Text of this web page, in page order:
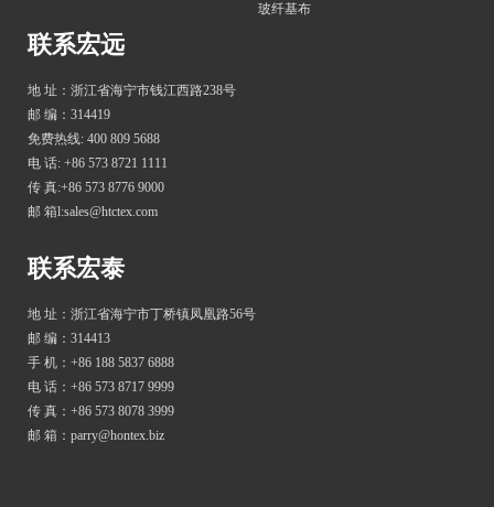
玻纤基布
联系宏远
地 址：浙江省海宁市钱江西路238号
邮 编：314419
免费热线: 400 809 5688
电 话: +86 573 8721 1111
传 真:+86 573 8776 9000
邮 箱l:sales@htctex.com
联系宏泰
地 址：浙江省海宁市丁桥镇凤凰路56号
邮 编：314413
手 机：+86 188 5837 6888
电 话：+86 573 8717 9999
传 真：+86 573 8078 3999
邮 箱：parry@hontex.biz